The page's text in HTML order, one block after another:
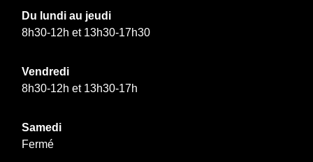
Du lundi au jeudi
8h30-12h et 13h30-17h30
Vendredi
8h30-12h et 13h30-17h
Samedi
Fermé